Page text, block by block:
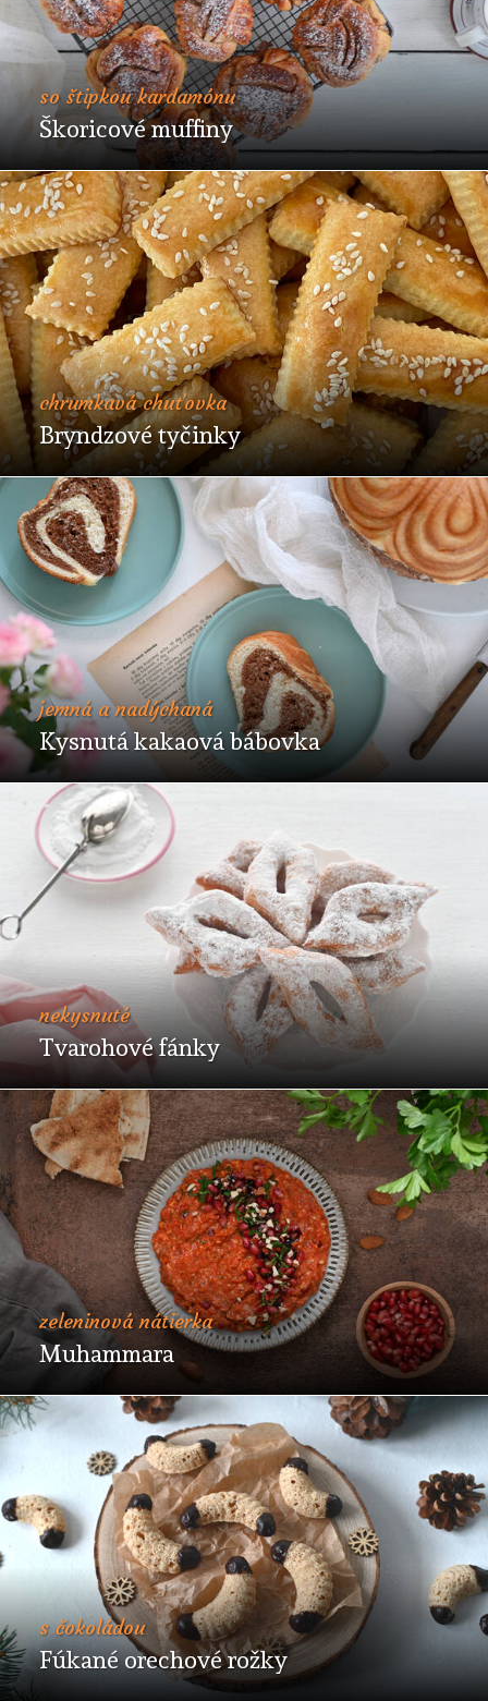
so štipkou kardamónu
Škoricové muffiny
chrumkavá chuťovka
Bryndzové tyčinky
jemná a nadýchaná
Kysnutá kakaová bábovka
nekysnuté
Tvarohové fánky
zeleninová nátierka
Muhammara
s čokoládou
Fúkané orechové rožky